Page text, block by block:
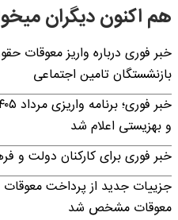
هم اکنون دیگران
خبر فوری درباره واریز معوقات
بازنشستگان تامین اجتماعی
و بهزیستی اعلام شد
خبر فوری برای کارکنان دولت و
جزییات جدید از پرداخت
معوقات مشخص شد